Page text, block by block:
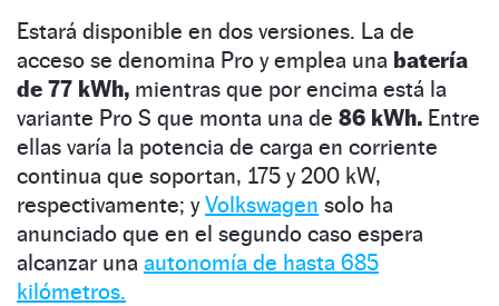
Estará disponible en dos versiones. La de
acceso se denomina Pro y emplea una batería
de 77 kWh, mientras que por encima está la
variante Pro S que monta una de 86 kWh. Entre
ellas varía la potencia de carga en corriente
continua que soportan, 175 y 200 kW,
respectivamente; yVolkswagen solo ha
anunciado que en el segundo caso espera
alcanzar una autonomía de hasta 685
kilómetros.